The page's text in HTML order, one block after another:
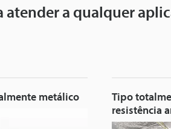
a qualquer
metálico
Tipo
resistência